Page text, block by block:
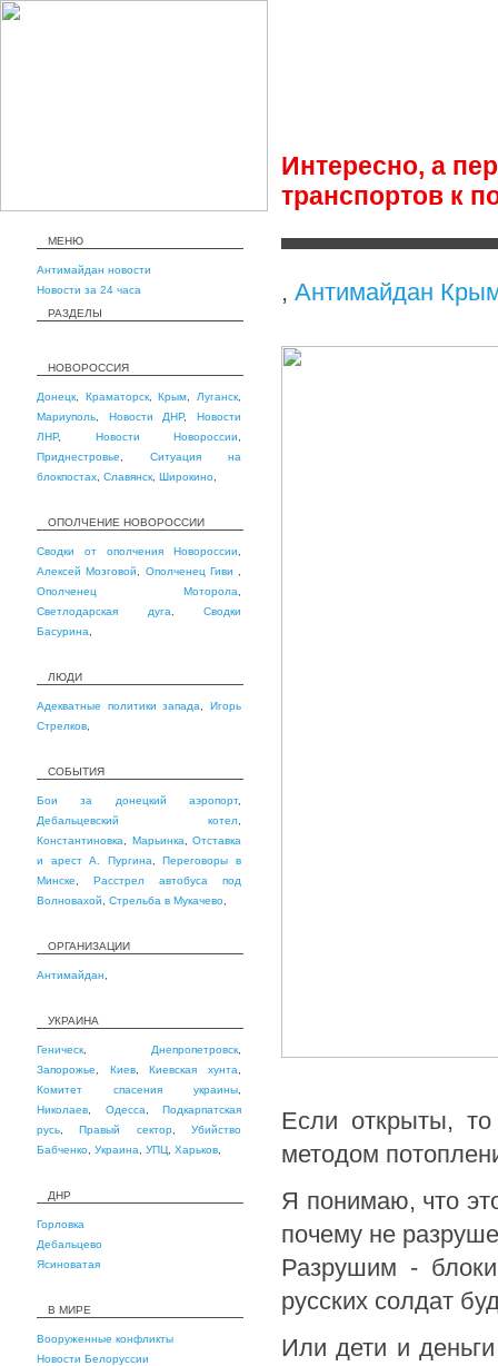
Интересно, а
транспортов к
МЕНЮ
Антимайдан новости
Новости за 24 часа
РАЗДЕЛЫ
НОВОРОССИЯ
Донецк Краматорск,Крым Луганск
Мариуполь
Новости ДНР,Новости
ЛНР, Новости Новороссии
Приднестровье
Ситуация на
блокпостах Славянск Широкино
ОПОЛЧЕНИЕ НОВОРОССИИ
Сводки от ополчения Новороссии
Алексей Мозговой
Ополченец Гиви
Ополченец Моторола
Светлодарская дуга
Сводки
Басурина
ЛЮДИ
Адекватные политики запада ,Игорь
Стрелков
СОБЫТИЯ
Бои за донецкий аэропорт,
Дебальцевский котел
Константиновка
Марьинка
Отставка
и арест А. Пургина ,Переговоры в
Минске
Расстрел автобуса под
Волновахой
Стрельба в Мукачево
ОРГАНИЗАЦИИ
Антимайдан
УКРАИНА
Геническ Днепропетровск
Запорожье
Киев,Киевская хунта
Комитет спасения украины
Николаев
Одесса
Подкарпатская
русь ,Правый сектор,Убийство
Бабченко Украина УПЦ Харьков
ДНР
Горловка
Дебальцево
Ясиноватая
В МИРЕ
Вооруженные конфликты
Новости Белоруссии
, Антимайдан
Если открыты,
методом
Я понимаю, что
почему не
Разрушим -
русских солдат
Или дети и